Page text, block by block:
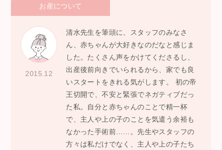
お産について
2015.12
清水先生を筆頭に、スタッフのみなさ
ん、赤ちゃんが大好きなのだなと感じま
した。たくさん声をかけてくださるし、
出産後前向きでいられるから、家でも良
いスタートをきれる気がします。 初の帝
王切開で、不安と緊張でネガティブだっ
た私。自分と赤ちゃんのことで精一杯
で、主人や上の子のことを気遣う余裕も
なかった手術前……。先生やスタッフの
方々は私だけでなく、主人や上の子たち